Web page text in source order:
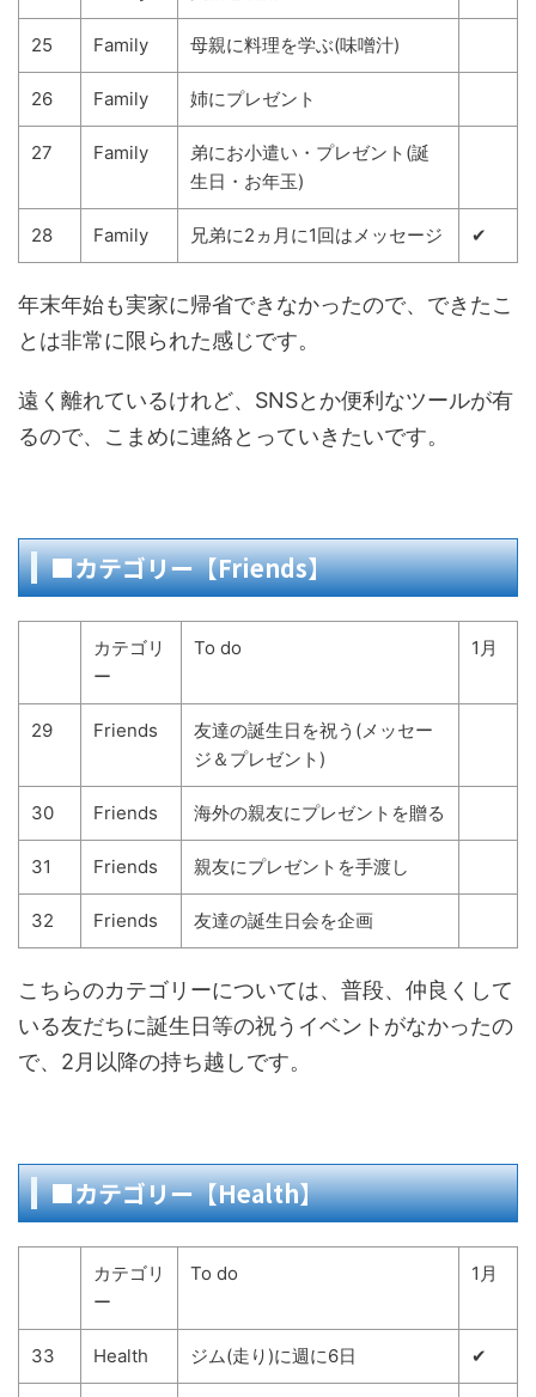
25 Family 母親に料理を学ぶ(味噌汁)
26 Family 姉にプレゼント
27 Family
弟にお小遣い・プレゼント(誕
生日・お年玉)
28 Family 兄弟に2ヵ月に1回はメッセージ ✔
年末年始も実家に帰省できなかったので、できたこ
とは非常に限られた感じです。
遠く離れているけれど、SNSとか便利なツールが有
るので、こまめに連絡とっていきたいです。
■カテゴリー【Friends】
カテゴリ
ー
To do 1月
29 Friends
友達の誕生日を祝う(メッセー
ジ＆プレゼント)
30 Friends 海外の親友にプレゼントを贈る
31 Friends 親友にプレゼントを手渡し
32 Friends 友達の誕生日会を企画
こちらのカテゴリーについては、普段、仲良くして
いる友だちに誕生日等の祝うイベントがなかったの
で、2月以降の持ち越しです。
■カテゴリー【Health】
カテゴリ
ー
To do 1月
33 Health ジム(走り)に週に6日 ✔